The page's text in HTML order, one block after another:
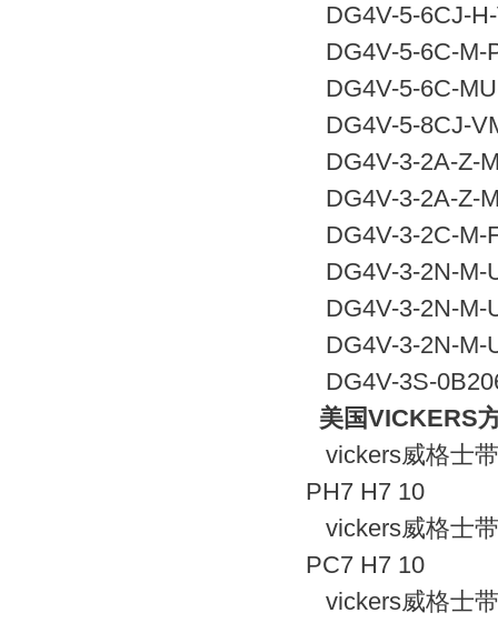
DG4V-5-6CJ-
DG4V-5-6C-M-
DG4V-5-6C-
DG4V-5-8CJ-
DG4V-3-2A-Z-
DG4V-3-2A-Z-
DG4V-3-2C-M-
DG4V-3-2N-M-
DG4V-3-2N-M-
DG4V-3-2N-M-
DG4V-3S-
美国VICKERS
vickers威格士
PH7 H7 10
vickers威格士
PC7 H7 10
vickers威格士